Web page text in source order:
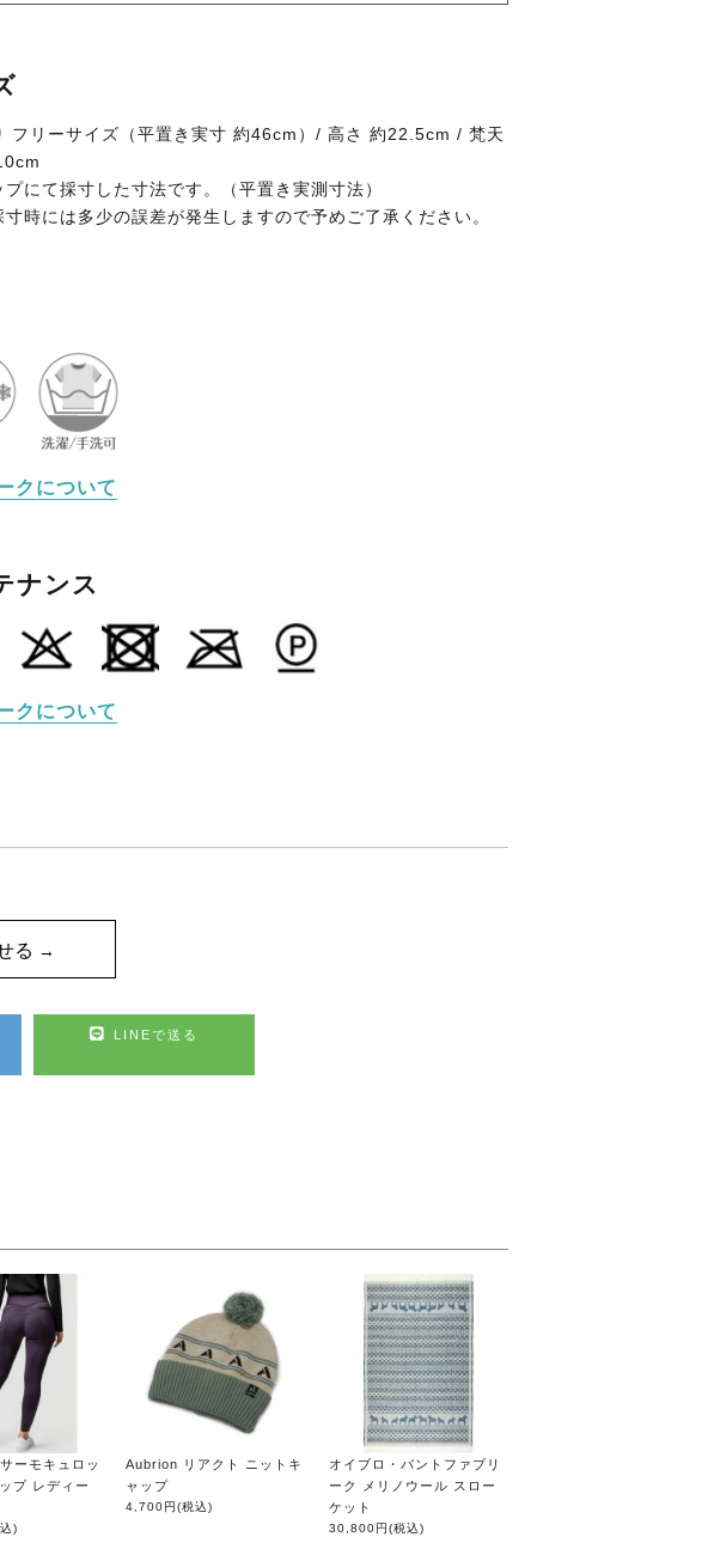
フリーサイズ（平置き実寸 約46cm）/ 高さ 約22.5cm / 梵天
プにて採寸した寸法です。（平置き実測寸法）
寸時には多少の誤差が発生しますので予めご了承ください。
クについて
ナンス
クについて
る
LINEで送る
ーモキュロッ
プ レディー
)
Aubrion リアクト ニットキ
ャップ
4,700円 (税込)
オイブロ・バントファブリ
ーク メリノウール スロー
ケット
30,800円 (税込)